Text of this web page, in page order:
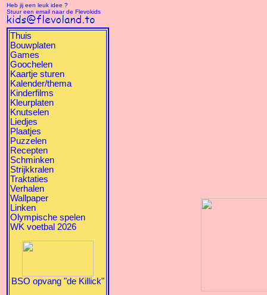
Heb jij een leuk idee ?
Stuur een email naar de Flevokids
Thuis
Bouwplaten
Games
Goochelen
Kaartje sturen
Kalender/thema
Kinderfilms
Kleurplaten
Knutselen
Liedjes
Plaatjes
Puzzelen
Recepten
Schminken
Strijkkralen
Traktaties
Verhalen
Wallpaper
Linken
Olympische spelen
WK voetbal 2026
BSO opvang "de Killick"